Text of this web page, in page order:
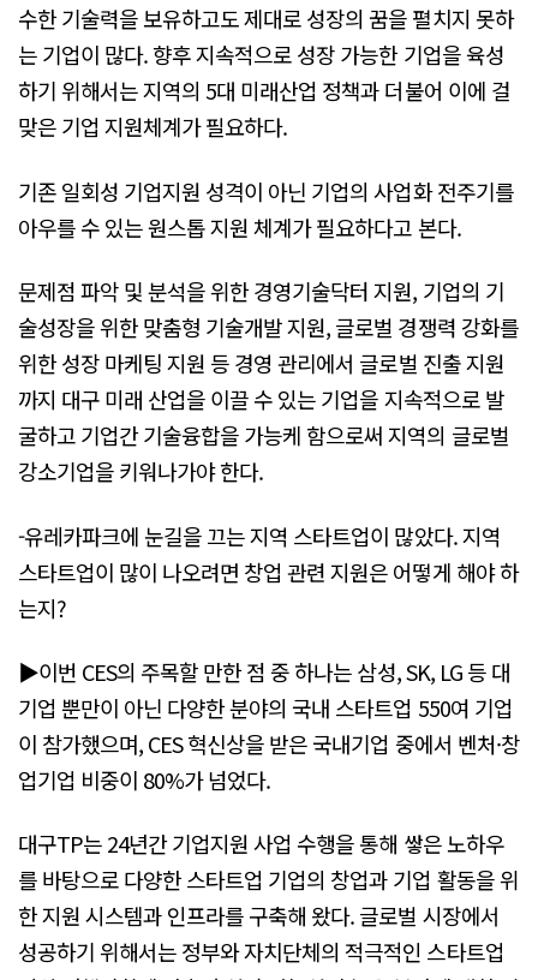
수한 기술력을 보유하고도 제대로 성장의 꿈을 펼치지 못하
는 기업이 많다. 향후 지속적으로 성장 가능한 기업을 육성
하기 위해서는 지역의 5대 미래산업 정책과 더불어 이에 걸
맞은 기업 지원체계가 필요하다.
기존 일회성 기업지원 성격이 아닌 기업의 사업화 전주기를
아우를 수 있는 원스톱 지원 체계가 필요하다고 본다.
문제점 파악 및 분석을 위한 경영기술닥터 지원, 기업의 기
술성장을 위한 맞춤형 기술개발 지원, 글로벌 경쟁력 강화를
위한 성장 마케팅 지원 등 경영 관리에서 글로벌 진출 지원
까지 대구 미래 산업을 이끌 수 있는 기업을 지속적으로 발
굴하고 기업간 기술융합을 가능케 함으로써 지역의 글로벌
강소기업을 키워나가야 한다.
-유레카파크에 눈길을 끄는 지역 스타트업이 많았다. 지역
스타트업이 많이 나오려면 창업 관련 지원은 어떻게 해야 하
는지?
▶이번 CES의 주목할 만한 점 중 하나는 삼성, SK, LG 등 대
기업 뿐만이 아닌 다양한 분야의 국내 스타트업 550여 기업
이 참가했으며, CES 혁신상을 받은 국내기업 중에서 벤처·창
업기업 비중이 80%가 넘었다.
대구TP는 24년간 기업지원 사업 수행을 통해 쌓은 노하우
를 바탕으로 다양한 스타트업 기업의 창업과 기업 활동을 위
한 지원 시스템과 인프라를 구축해 왔다. 글로벌 시장에서
성공하기 위해서는 정부와 자치단체의 적극적인 스타트업